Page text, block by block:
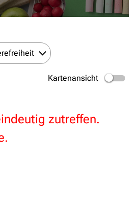
Kartenansicht
zutreffen.